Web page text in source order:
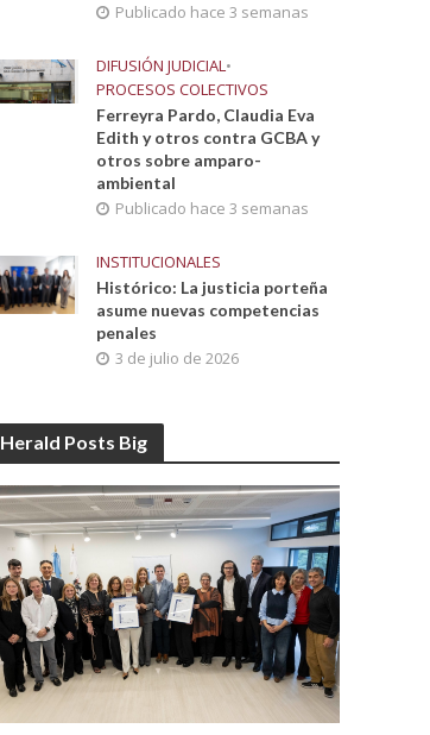
Publicado hace 3 semanas
DIFUSIÓN JUDICIAL•
PROCESOS COLECTIVOS
Ferreyra Pardo, Claudia Eva
Edith y otros contra GCBA y
otros sobre amparo-
ambiental
Publicado hace 3 semanas
INSTITUCIONALES
Histórico: La justicia porteña
asume nuevas competencias
penales
3 de julio de 2026
Herald Posts Big